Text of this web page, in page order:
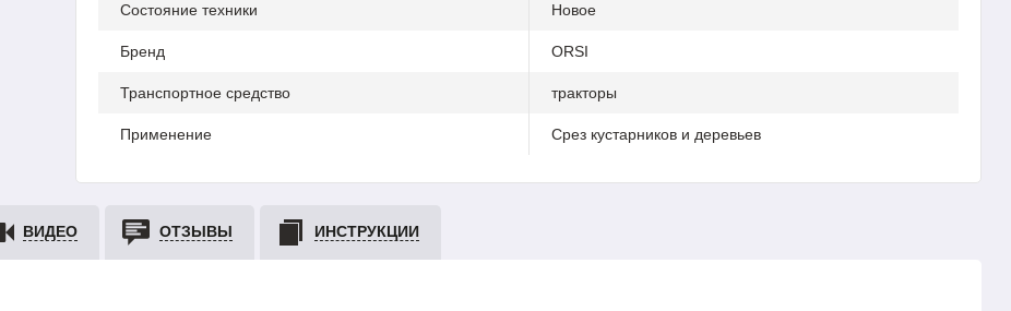
Состояние техники Новое
Бренд ORSI
Транспортное средство тракторы
Применение Срез кустарников и деревьев
ВИДЕО ОТЗЫВЫ ИНСТРУКЦИИ